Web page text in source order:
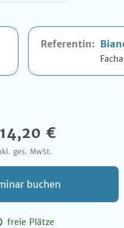
Referentin:
€
ges. MwSt.
buchen
freie Plätze